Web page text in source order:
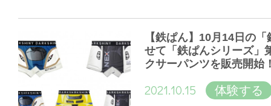
【鉄ぱん】10月14日の
せて「鉄ぱんシリーズ」
クサーパンツを販売開始
2021.10.15 体験する